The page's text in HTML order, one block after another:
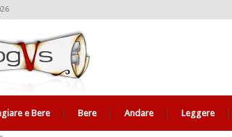
e Bere Bere Andare Leggere